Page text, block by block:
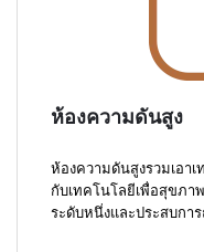
ห้องความดันสูง
ห้องความดันสูงรวมเอา
กับเทคโนโลยีเพื่อสุขภา
ระดับหนึ่งและประสบกา